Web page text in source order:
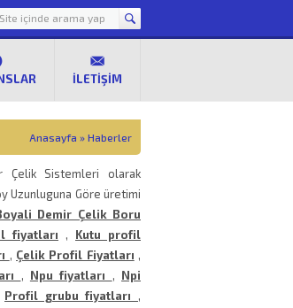
İLETIŞIM
Anasayfa » Haberler
Çelik Sistemleri olarak
Uzunluguna Göre üretimi
Demir Çelik Boru
fiyatları , Kutu profil
, Çelik Profil Fiyatları ,
, Npu fiyatları , Npi
Profil grubu fiyatları ,